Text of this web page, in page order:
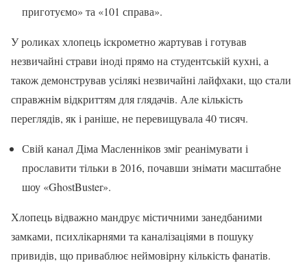
приготуємо» та «101 справа».
У роликах хлопець іскрометно жартував і готував
незвичайні страви іноді прямо на студентській кухні, а
також демонстрував усілякі незвичайні лайфхаки, що стали
справжнім відкриттям для глядачів. Але кількість
переглядів, як і раніше, не перевищувала 40 тисяч.
Свій канал Діма Масленніков зміг реанімувати і
прославити тільки в 2016, почавши знімати масштабне
шоу «GhostBuster».
Хлопець відважно мандрує містичними занедбаними
замками, психлікарнями та каналізаціями в пошуку
привидів, що приваблює неймовірну кількість фанатів.